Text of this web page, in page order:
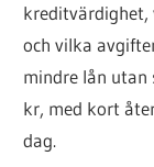
kreditvärdighet,
och vilka
mindre lån
kr, med kort
dag.